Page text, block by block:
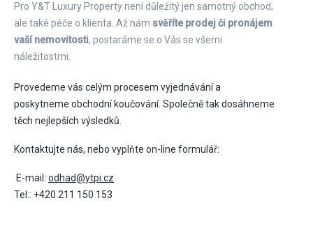
Pro Y&T Luxury Property není důležitý jen samotný obchod,
ale také péče o klienta. Až nám svěříte prodej či pronájem
vaší nemovitosti, postaráme se o Vás se všemi
náležitostmi.
Provedeme vás celým procesem vyjednávání a
poskytneme obchodní koučování. Společně tak dosáhneme
těch nejlepších výsledků.
Kontaktujte nás, nebo vyplňte on-line formulář:
E-mail: odhad@ytpi.cz
Tel.: +420 211 150 153